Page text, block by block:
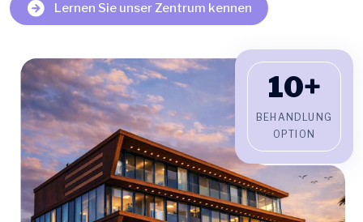
Lernen Sie unser Zentrum kennen
10+
BEHANDLUNG
OPTION